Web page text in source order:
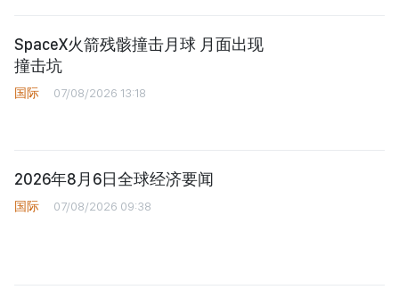
SpaceX火箭残骸撞击月球 月面出现
撞击坑
国际 07/08/2026 13:18
2026年8月6日全球经济要闻
国际 07/08/2026 09:38